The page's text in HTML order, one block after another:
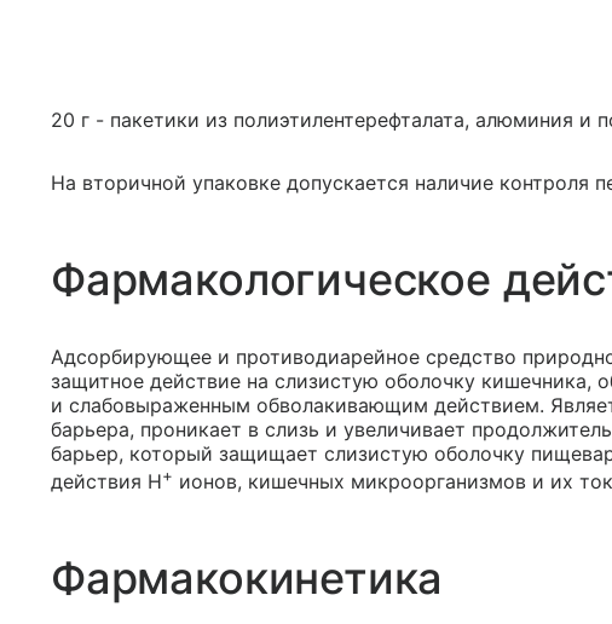
20 г - пакетики из полиэтилентерефталата, алюминия и
На вторичной упаковке допускается наличие контроля
Фармакологическое
Адсорбирующее и противодиарейное средство
защитное действие на слизистую оболочку
и слабовыраженным обволакивающим действием.
барьера, проникает в слизь и увеличивает
барьер, который защищает слизистую оболочку
действия Н+ ионов, кишечных микроорганизмов и их
Фармакокинетика